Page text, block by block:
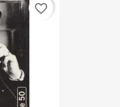
favorite_border